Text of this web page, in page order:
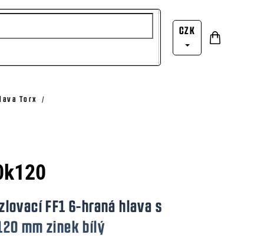
CZK Nákupní
Torx
FF1 6-hraná hlava s
mm zinek bílý